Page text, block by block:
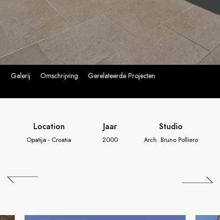
Galerij Omschrijving Gerelateerde Projecten
Location
Opatija - Croatia
Jaar
2000
Studio
Arch. Bruno Polliero